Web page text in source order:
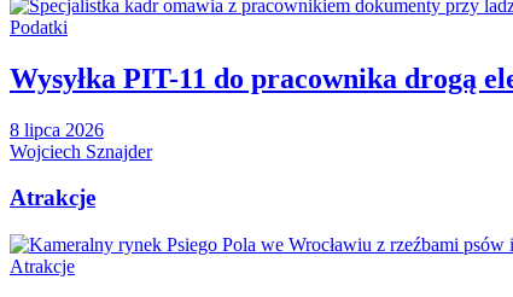
Podatki
Wysyłka PIT-11 do pracownika drogą
8 lipca 2026
Wojciech Sznajder
Atrakcje
Atrakcje